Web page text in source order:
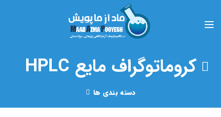
کروماتوگراف مایع HPLC
دسته بندی ها